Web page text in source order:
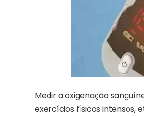
Medir a oxigenação
exercícios físicos intensos,